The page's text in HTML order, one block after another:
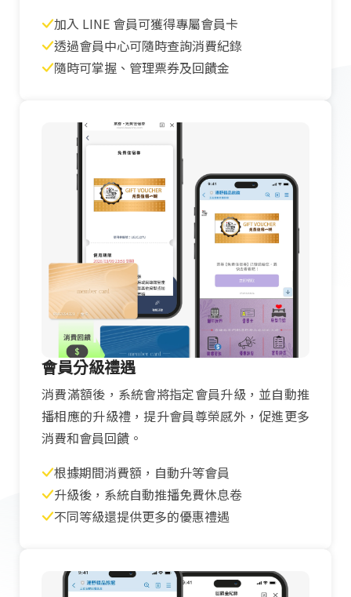
加入 LINE 會員可獲得專屬會員卡
透過會員中心可隨時查詢消費紀錄
隨時可掌握、管理票券及回饋金
會員分級禮遇
消費滿額後，系統會將指定會員升級，並自動推
播相應的升級禮，提升會員尊榮感外，促進更多
消費和會員回饋。
根據期間消費額，自動升等會員
升級後，系統自動推播免費休息卷
不同等級還提供更多的優惠禮遇